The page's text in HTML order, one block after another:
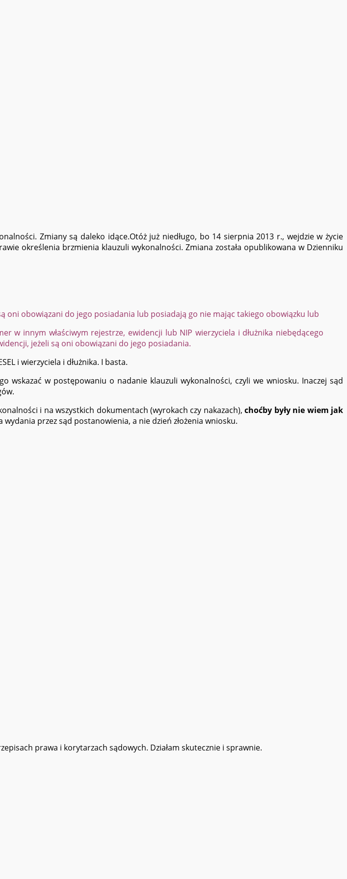
Zmiany są daleko idące.Otóż już niedługo, bo 14 sierpnia 2013 r., wejdzie w życie
określenia brzmienia klauzuli wykonalności. Zmiana została opublikowana w Dzienniku
oni obowiązani do jego posiadania lub posiadają go nie mając takiego obowiązku lub
innym właściwym rejestrze, ewidencji lub NIP wierzyciela i dłużnika niebędącego
jeżeli są oni obowiązani do jego posiadania.
i wierzyciela i dłużnika. I basta.
w postępowaniu o nadanie klauzuli wykonalności, czyli we wniosku. Inaczej sąd
i na wszystkich dokumentach (wyrokach czy nakazach),choćby były nie wiem jak
wydania przez sąd postanowienia, a nie dzień złożenia wniosku.
prawa i korytarzach sądowych. Działam skutecznie i sprawnie.